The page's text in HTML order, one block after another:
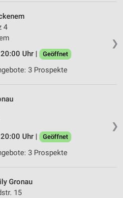
❯
4
Uhr |
Geöffnet
3 Prospekte
❯
Uhr |
Geöffnet
3 Prospekte
Gronau
15